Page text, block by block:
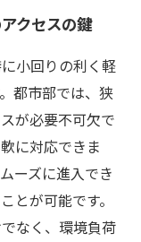
クセスの鍵
小回りの利く軽
都市部では、狭
が必要不可欠で
に対応できま
ーズに進入でき
とが可能です。
なく、環境負荷